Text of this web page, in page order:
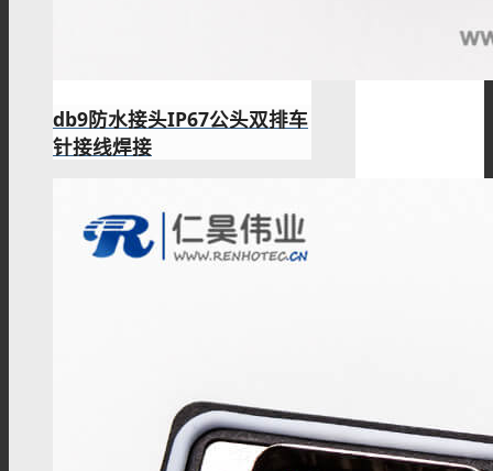
db9防水接头IP67公头双排车
针接线焊接